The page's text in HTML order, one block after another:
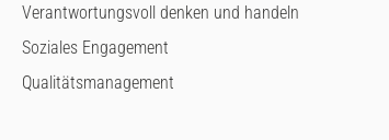
Verantwortungsvoll denken und handeln
Soziales Engagement
Qualitätsmanagement